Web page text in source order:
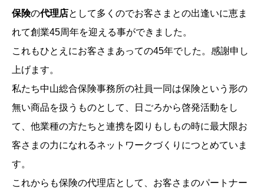
保険の代理店として多くのでお客さまとの出逢いに恵ま
れて創業45周年を迎える事ができました。
これもひとえにお客さまあっての45年でした。感謝申し
上げます。
私たち中山総合保険事務所の社員一同は保険という形の
無い商品を扱うものとして、日ごろから啓発活動をし
て、他業種の方たちと連携を図り もしもの時に最大限お
客さまの力になれるネットワークづくりにつとめていま
す。
これからも保険の代理店として、お客さまのパートナー